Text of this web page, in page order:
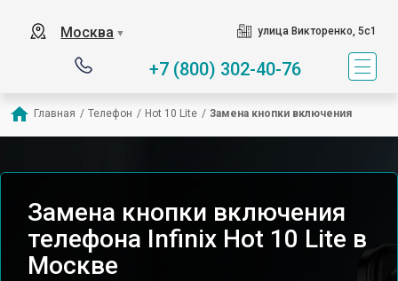
Москва ▼ улица Викторенко, 5с1
+7 (800) 302-40-76
Главная / Телефон / Hot 10 Lite / Замена кнопки включения
Замена кнопки включения
телефона Infinix Hot 10 Lite в
Москве